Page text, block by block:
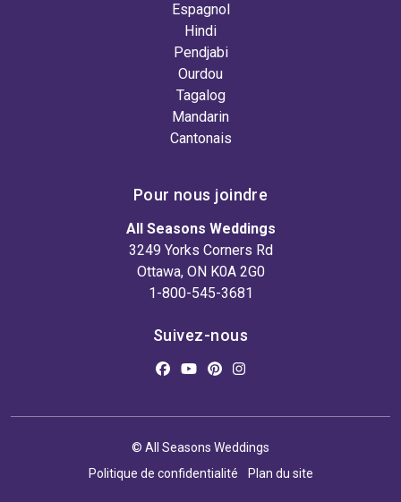
Espagnol
Hindi
Pendjabi
Ourdou
Tagalog
Mandarin
Cantonais
Pour nous joindre
All Seasons Weddings
3249 Yorks Corners Rd
Ottawa, ON K0A 2G0
1-800-545-3681
Suivez-nous
© All Seasons Weddings
Politique de confidentialité
Plan du site